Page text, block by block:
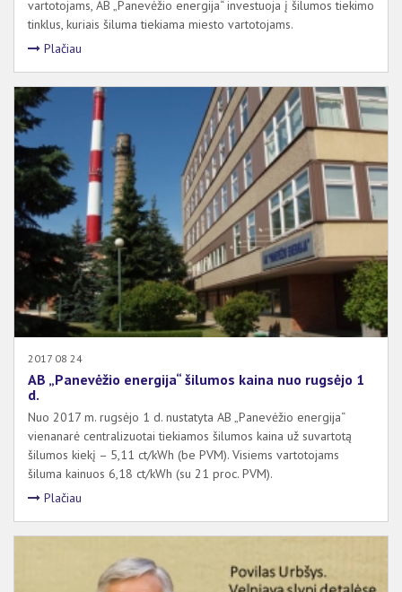
vartotojams, AB „Panevėžio energija“ investuoja į šilumos tiekimo
tinklus, kuriais šiluma tiekiama miesto vartotojams.
Plačiau
2017 08 24
AB „Panevėžio energija“ šilumos kaina nuo rugsėjo 1
d.
Nuo 2017 m. rugsėjo 1 d. nustatyta AB „Panevėžio energija“
vienanarė centralizuotai tiekiamos šilumos kaina už suvartotą
šilumos kiekį – 5,11 ct/kWh (be PVM). Visiems vartotojams
šiluma kainuos 6,18 ct/kWh (su 21 proc. PVM).
Plačiau